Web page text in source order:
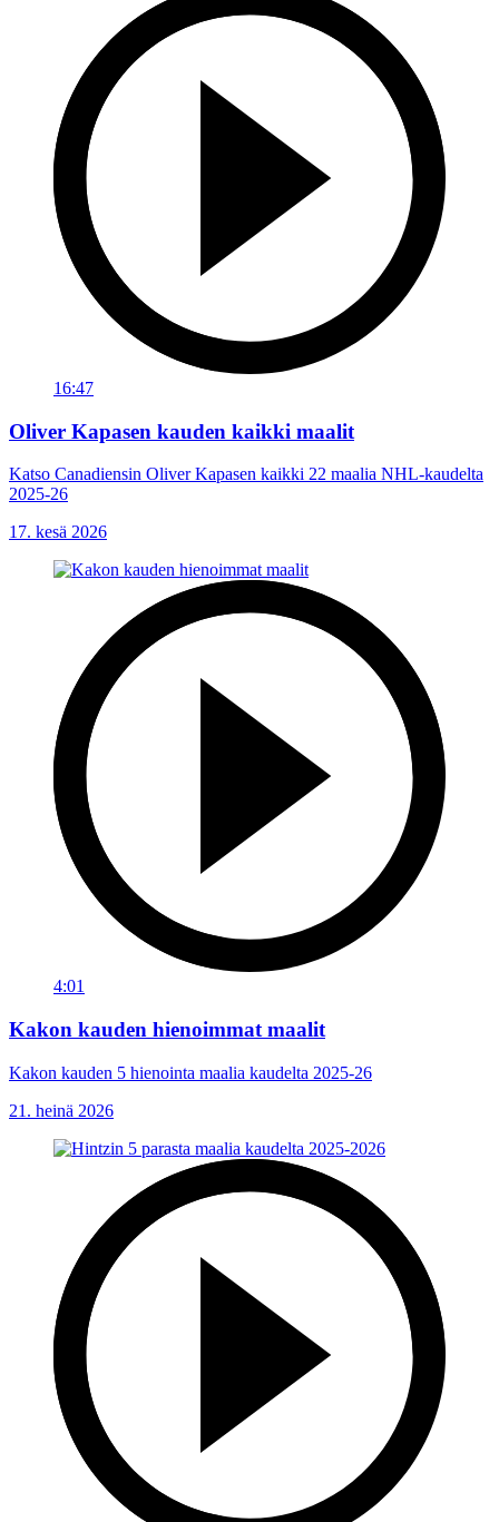
16:47
Oliver Kapasen kauden kaikki maalit
Katso Canadiensin Oliver Kapasen kaikki 22 maalia NHL-kaudelta
2025-26
17. kesä 2026
4:01
Kakon kauden hienoimmat maalit
Kakon kauden 5 hienointa maalia kaudelta 2025-26
21. heinä 2026